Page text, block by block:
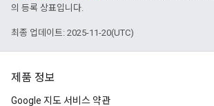
의 등록 상표입니다.
최종 업데이트: 2025-11-20(UTC)
제품 정보
Google 지도 서비스 약관